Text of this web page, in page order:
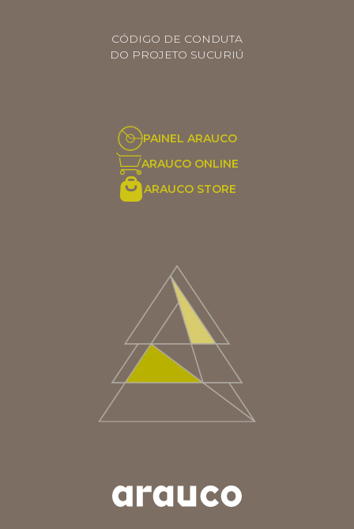
AUS/NZ
CÓDIGO DE CONDUTA
DO PROJETO SUCURIÚ
PAINEL ARAUCO
ARAUCO ONLINE
ARAUCO STORE